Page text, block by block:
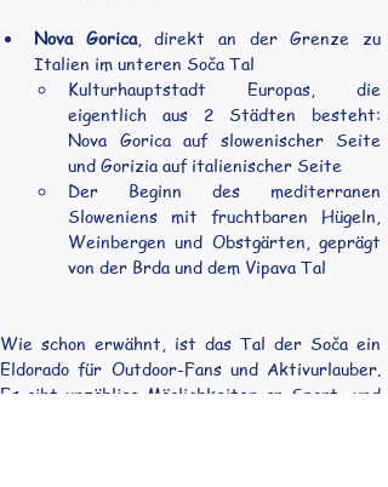
Nova Gorica, direkt an der Grenze zu
Italien im unteren Soča Tal
Kulturhauptstadt Europas, die
eigentlich aus 2 Städten besteht:
Nova Gorica auf slowenischer Seite
und Gorizia auf italienischer Seite
Der Beginn des mediterranen
Sloweniens mit fruchtbaren Hügeln,
Weinbergen und Obstgärten, geprägt
von der Brda und dem Vipava Tal
Wie schon erwähnt, ist das Tal der Soča ein
Eldorado für Outdoor-Fans und Aktivurlauber.
Es gibt unzählige Möglichkeiten an Sport- und